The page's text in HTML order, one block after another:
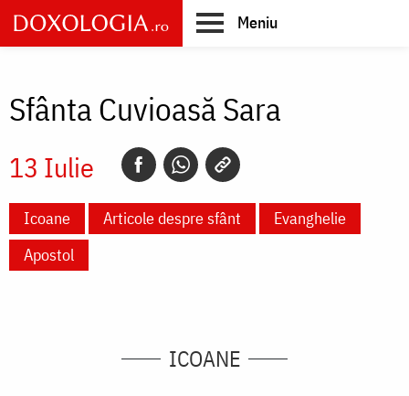
Skip
to
main
Meniu
Sfânta Cuvioasă Sara
13 Iulie
Icoane Articole despre sfânt
Evanghelie
Apostol
ICOANE